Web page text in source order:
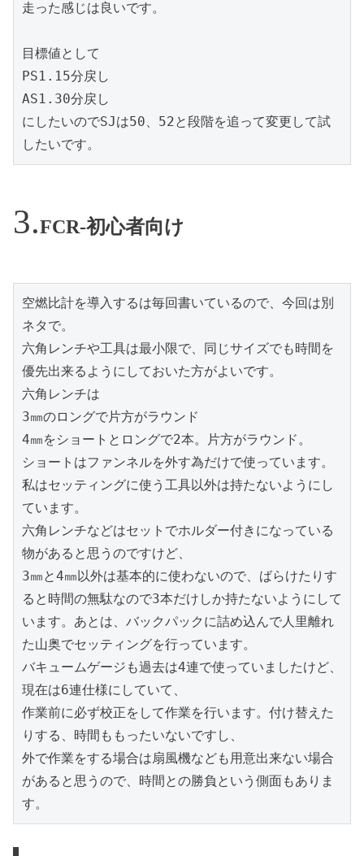
走った感じは良いです。
目標値として
PS1.15分戻し
AS1.30分戻し
にしたいのでSJは50、52と段階を追って変更して試
したいです。
FCR-初心者向け
空燃比計を導入するは毎回書いているので、今回は別
ネタで。
六角レンチや工具は最小限で、同じサイズでも時間を
優先出来るようにしておいた方がよいです。
六角レンチは
3㎜のロングで片方がラウンド
4㎜をショートとロングで2本。片方がラウンド。
ショートはファンネルを外す為だけで使っています。
私はセッティングに使う工具以外は持たないようにし
ています。
六角レンチなどはセットでホルダー付きになっている
物があると思うのですけど、
3㎜と4㎜以外は基本的に使わないので、ばらけたりす
ると時間の無駄なので3本だけしか持たないようにして
います。あとは、バックパックに詰め込んで人里離れ
た山奥でセッティングを行っています。
バキュームゲージも過去は4連で使っていましたけど、
現在は6連仕様にしていて、
作業前に必ず校正をして作業を行います。付け替えた
りする、時間ももったいないですし、
外で作業をする場合は扇風機なども用意出来ない場合
があると思うので、時間との勝負という側面もありま
す。